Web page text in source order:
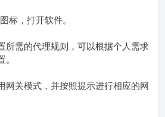
标，打开软件。
所需的代理规则，可以根据个人需求
网关模式，并按照提示进行相应的网